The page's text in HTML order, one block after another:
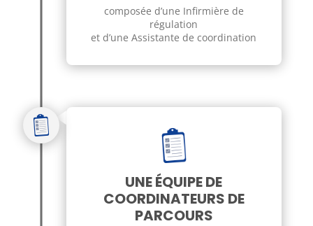
composée d’une Infirmière de
régulation
et d’une Assistante de coordination
UNE ÉQUIPE DE
COORDINATEURS DE
PARCOURS